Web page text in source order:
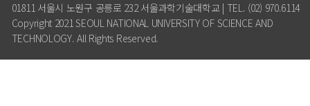
01811 서울시 노원구 공릉로 232 서울과학기술대학교 | TEL. (02) 970.6114
Copyright 2021 SEOUL NATIONAL UNIVERSITY OF SCIENCE AND
TECHNOLOGY. All Rights Reserved.